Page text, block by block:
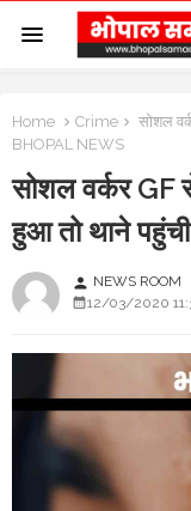
Home Crime
सोशल
BHOPAL NEWS
सोशल वर्कर GF
हुआ तो थाने
person NEWS ROOM
12/03/2020